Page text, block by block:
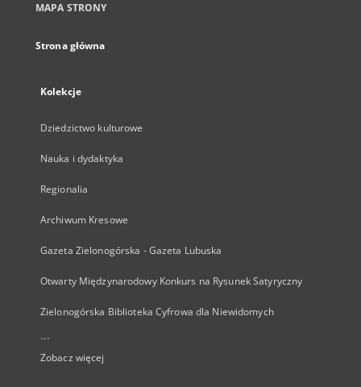
MAPA STRONY
Strona główna
Kolekcje
Dziedzictwo kulturowe
Nauka i dydaktyka
Regionalia
Archiwum Kresowe
Gazeta Zielonogórska - Gazeta Lubuska
Otwarty Międzynarodowy Konkurs na Rysunek Satyryczny
Zielonogórska Biblioteka Cyfrowa dla Niewidomych
...
Zobacz więcej